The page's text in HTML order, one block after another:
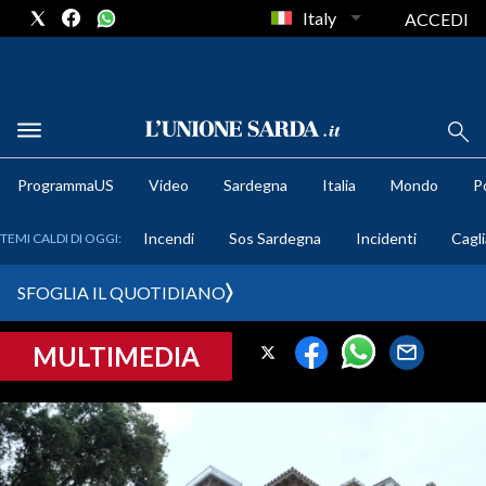
METEO
CRONACA SARDEGNA
PROVINCIA DI CAGLIARI
SULCIS IGLESIENTE
Italy ACCEDI
ProgrammaUS Video Sardegna Italia Mondo
TEMI CALDI DI OGGI: Incendi Sos Sardegna Incidenti
SFOGLIA IL QUOTIDIANO
MULTIMEDIA